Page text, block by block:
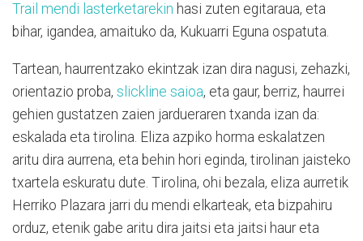
Trail mendi lasterketarekin hasi zuten egitaraua, eta
bihar, igandea, amaituko da, Kukuarri Eguna ospatuta.
Tartean, haurrentzako ekintzak izan dira nagusi, zehazki,
orientazio proba, slickline saioa, eta gaur, berriz, haurrei
gehien gustatzen zaien jardueraren txanda izan da:
eskalada eta tirolina. Eliza azpiko horma eskalatzen
aritu dira aurrena, eta behin hori eginda, tirolinan jaisteko
txartela eskuratu dute. Tirolina, ohi bezala, eliza aurretik
Herriko Plazara jarri du mendi elkarteak, eta bizpahiru
orduz, etenik gabe aritu dira jaitsi eta jaitsi haur eta